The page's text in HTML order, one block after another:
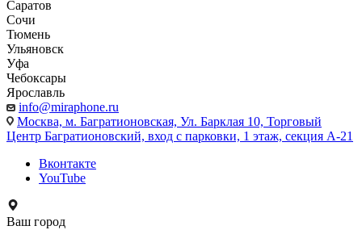
Саратов
Сочи
Тюмень
Ульяновск
Уфа
Чебоксары
Ярославль
info@miraphone.ru
Москва, м. Багратионовская, Ул. Барклая 10, Торговый
Центр Багратионовский, вход с парковки, 1 этаж, секция А-21
Вконтакте
YouTube
Ваш город